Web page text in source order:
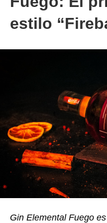
estilo
Gin Elemental Fuego